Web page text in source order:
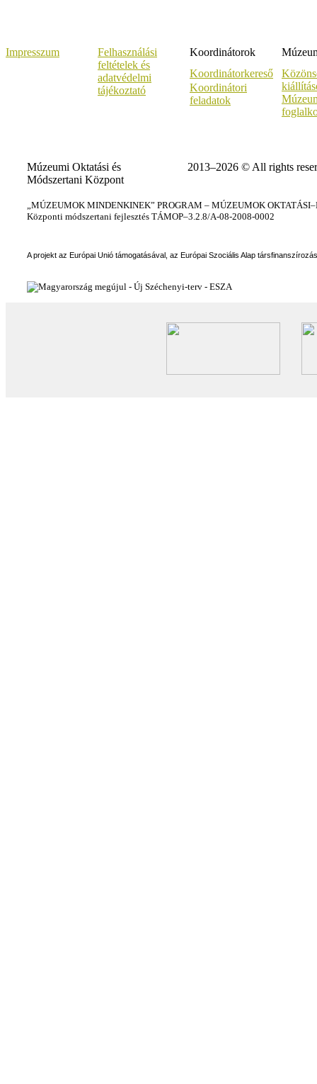
Impresszum
Felhasználási
feltételek és
adatvédelmi
tájékoztató
Koordinátorok
Koordinátorkereső
Koordinátori
feladatok
Múzeumi Oktatási és
Módszertani Központ
2013–2026 © All rights
„MÚZEUMOK MINDENKINEK” PROGRAM – MÚZEUMOK
Központi módszertani fejlesztés TÁMOP–3.2.8/A-08-2008-0002
A projekt az Európai Unió támogatásával, az Európai Szociális Alap